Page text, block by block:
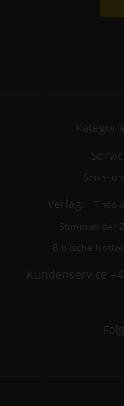
Sonn-
Verlag:
Stimmen der
Biblische
Kundenservice